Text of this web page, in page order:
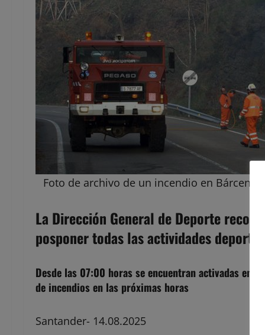
Foto de archivo de un incendio en Bárcena
La Dirección General de Deporte
posponer todas las actividades
Desde las 07:00 horas se encuentran activadas en
de incendios en las próximas horas
Santander- 14.08.2025